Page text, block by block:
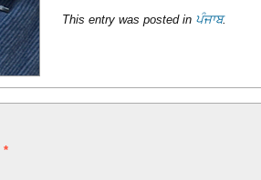
This entry was posted in ਪੰਜਾਬ.
*